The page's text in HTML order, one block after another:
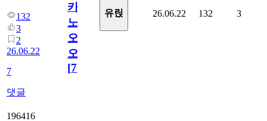
132
3
2
26.06.22
7
댓글
카
노
오
오!
[7]
유릱 26.06.22 132 3
196416